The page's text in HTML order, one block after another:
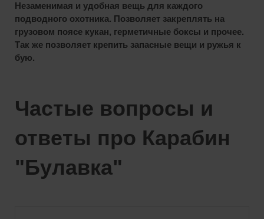
Незаменимая и удобная вещь для каждого
подводного охотника. Позволяет закреплять на
грузовом поясе кукан, герметичные боксы и прочее.
Так же позволяет крепить запасные вещи и ружья к
бую.
Частые вопросы и
ответы про Карабин
"Булавка"